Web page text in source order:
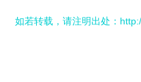
如若转载，请注明出处：